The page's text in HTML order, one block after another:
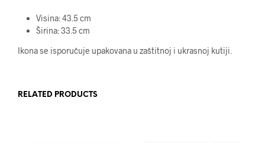
Visina: 43.5 cm
Širina: 33.5 cm
Ikona se isporučuje upakovana u zaštitnoj i ukrasnoj kutiji.
RELATED PRODUCTS